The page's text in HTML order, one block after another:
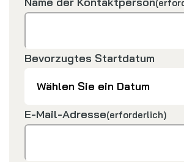
Bevorzugtes Startdatum
E-Mail-Adresse(erforderlich)